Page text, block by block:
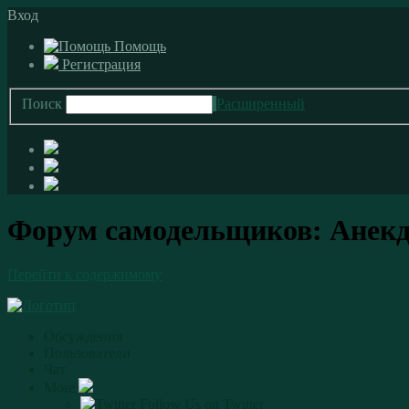
Вход
Помощь
Регистрация
Поиск Расширенный
Форум самодельщиков: